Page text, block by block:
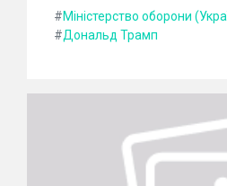
#Міністерство оборони
#Дональд Трамп